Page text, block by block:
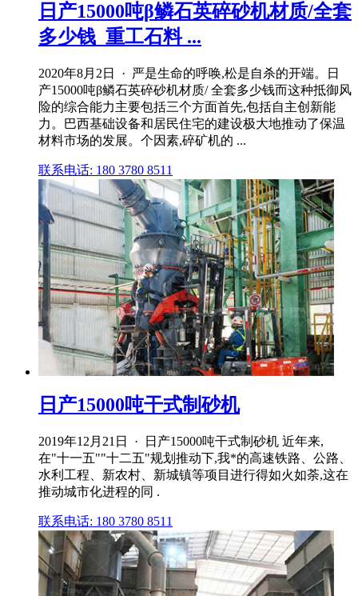
日产15000吨β鳞石英碎砂机材质/全套
多少钱_重工石料 ...
2020年8月2日 · 严是生命的呼唤,松是自杀的开端。日
产15000吨β鳞石英碎砂机材质/ 全套多少钱而这种抵御风
险的综合能力主要包括三个方面首先,包括自主创新能
力。巴西基础设备和居民住宅的建设极大地推动了保温
材料市场的发展。个因素,碎矿机的 ...
联系电话: 180 3780 8511
日产15000吨干式制砂机
2019年12月21日 · 日产15000吨干式制砂机 近年来,
在"十一五""十二五"规划推动下,我*的高速铁路、公路、
水利工程、新农村、新城镇等项目进行得如火如荼,这在
推动城市化进程的同 .
联系电话: 180 3780 8511